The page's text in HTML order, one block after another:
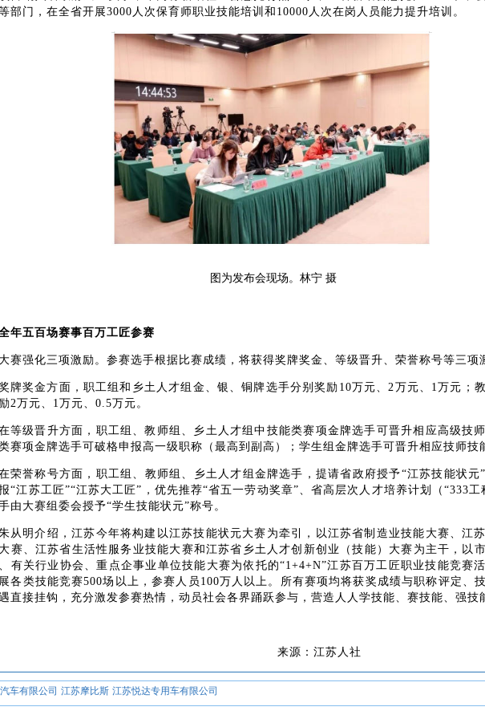
部门，在全省开展3000人次保育师职业技能培训和10000人次在岗人员能力提升培训。
图为发布会现场。林宁 摄
年五百场赛事百万工匠参赛
赛强化三项激励。参赛选手根据比赛成绩，将获得奖牌奖金、等级晋升、荣誉称号等三项
牌奖金方面，职工组和乡土人才组金、银、铜牌选手分别奖励 10万元、2万元、1万元；
2万元、1万元、0.5万元。
等级晋升方面，职工组、教师组、乡土人才组中技能类赛项金牌选手可晋升相应高级技
赛项金牌选手可破格申报高一级职称（最高到副高）；学生组金牌选手可晋升相应技师技
荣誉称号方面，职工组、教师组、乡土人才组金牌选手，提请省政府授予“江苏技能状元
“江苏工匠”“江苏大工匠”，优先推荐“省五一劳动奖章”、省高层次人才培养计划（“333工
由大赛组委会授予“学生技能状元”称号。
从明介绍，江苏今年将构建以江苏技能状元大赛为牵引，以江苏省制造业技能大赛、江
赛、江苏省生活性服务业技能大赛和江苏省乡土人才创新创业（技能）大赛为主干，以
有关行业协会、重点企事业单位技能大赛为依托的“1+4+N”江苏百万工匠职业技能竞赛
各类技能竞赛500场以上，参赛人员100万人以上。所有赛项均将获奖成绩与职称评定、
直接挂钩，充分激发参赛热情，动员社会各界踊跃参与，营造人人学技能、赛技能、强技
来源： 江苏人社
车有限公司 江苏摩比斯 江苏悦达专用车有限公司